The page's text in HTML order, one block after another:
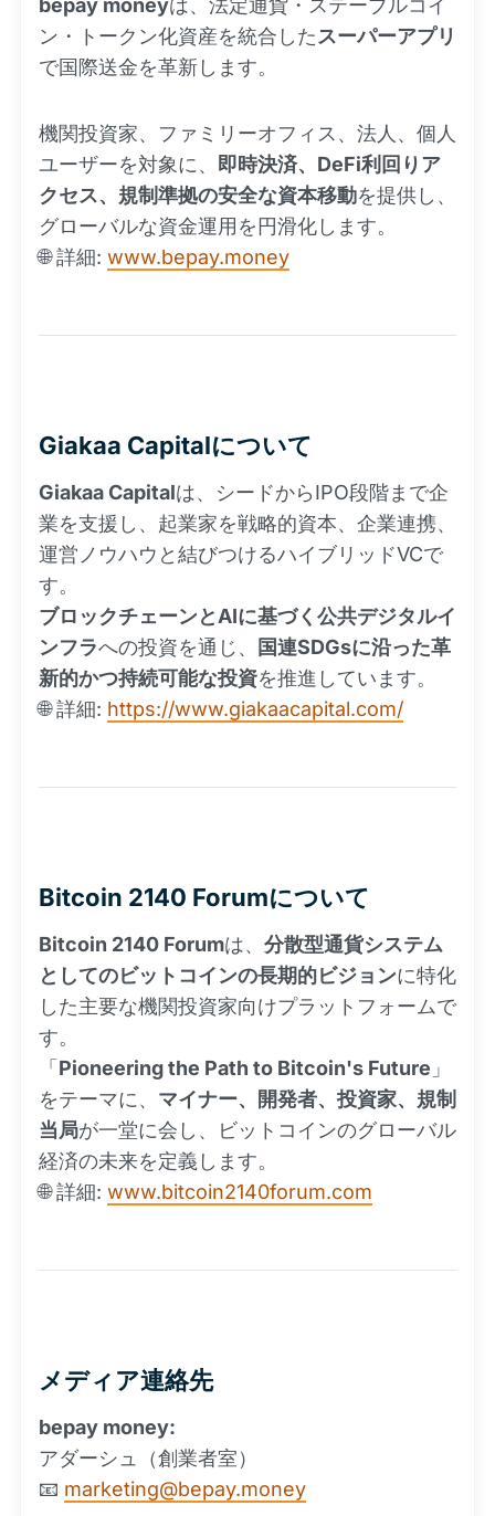
bepay moneyは、法定通貨・ステーブルコイ
ン・トークン化資産を統合したスーパーアプリ
で国際送金を革新します。
機関投資家、ファミリーオフィス、法人、個人
ユーザーを対象に、
即時決済、DeFi利回りア
クセス、規制準拠の安全な資本移動を提供し、
グローバルな資金運用を円滑化します。
🌐 詳細: www.bepay.money
Giakaa Capitalについて
Giakaa Capitalは、シードからIPO段階まで企
業を支援し、起業家を戦略的資本、企業連携、
運営ノウハウと結びつけるハイブリッドVCで
す。
ブロックチェーンとAIに基づく公共デジタルイ
ンフラへの投資を通じ、
国連SDGsに沿った革
新的かつ持続可能な投資を推進しています。
🌐 詳細: https://www.giakaacapital.com/
Bitcoin 2140 Forumについて
Bitcoin 2140 Forumは、 分散型通貨システム
としてのビットコインの長期的ビジョンに特化
した主要な機関投資家向けプラットフォームで
す。
「 Pioneering the Path to Bitcoin's Future 」
をテーマに、 マイナー、開発者、投資家、規制
当局が一堂に会し、ビットコインのグローバル
経済の未来を定義します。
🌐 詳細: www.bitcoin2140forum.com
メディア連絡先
bepay money:
アダーシュ（創業者室）
📧 marketing@bepay.money